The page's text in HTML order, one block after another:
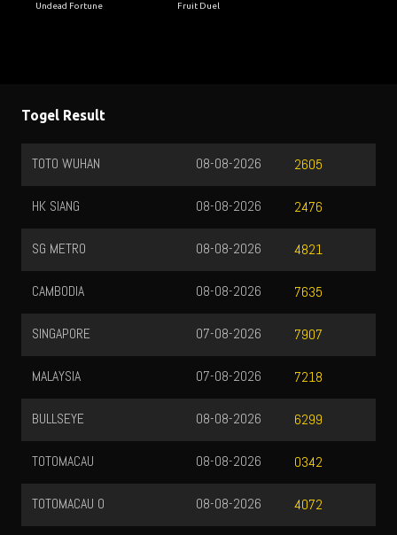
Undead Fortune Fruit Duel
Togel Result
TOTO WUHAN 2605
08-08-2026
HK SIANG 2476
08-08-2026
SG METRO 4821
08-08-2026
CAMBODIA 7635
08-08-2026
SINGAPORE 7907
07-08-2026
MALAYSIA 7218
07-08-2026
BULLSEYE 6299
08-08-2026
TOTOMACAU 0342
08-08-2026
TOTOMACAU 0 4072
08-08-2026